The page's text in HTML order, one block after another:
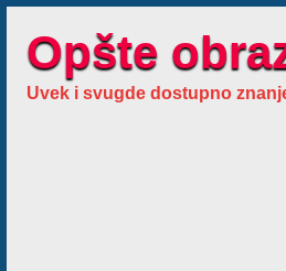
Opšte
Uvek i svugde dostupno